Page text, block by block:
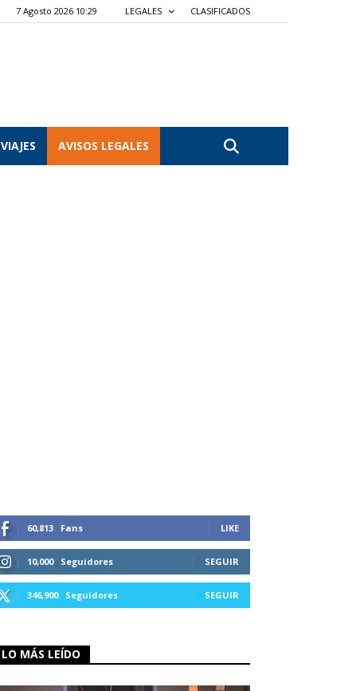
7 Agosto 2026 10:29 LEGALES CLASIFICADOS
VIAJES AVISOS LEGALES
60,813 Fans LIKE
10,000 Seguidores SEGUIR
346,900 Seguidores SEGUIR
LO MÁS LEÍDO